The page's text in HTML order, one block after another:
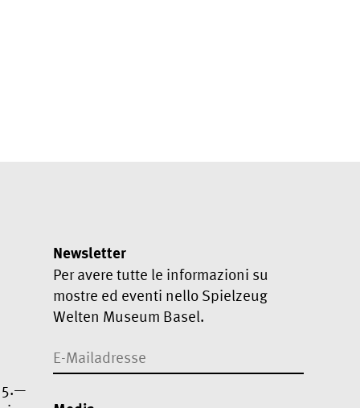
5.—
Newsletter
Per avere tutte le informazioni su
mostre ed eventi nello Spielzeug
Welten Museum Basel.